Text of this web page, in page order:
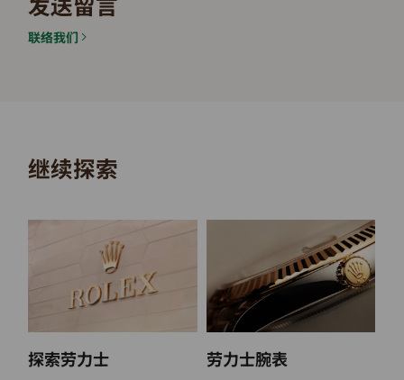
联络我们
继续探索
探索劳力士 劳力士腕表